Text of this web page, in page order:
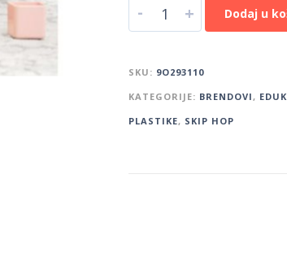
- + Dodaj u
SKU: 9O293110
KATEGORIJE: BRENDOVI,
PLASTIKE, SKIP HOP